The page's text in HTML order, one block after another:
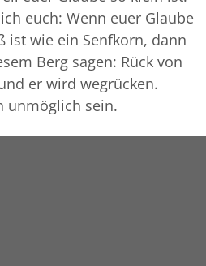
euch: Wenn euer Glaube
ist wie ein Senfkorn, dann
Berg sagen: Rück von
er wird wegrücken.
unmöglich sein.